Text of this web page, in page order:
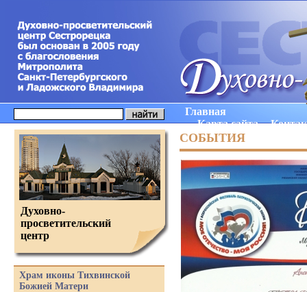
Главная
Карта сайта
СОБЫТИЯ
Духовно-
просветительский
центр
Храм иконы Тихвинской
Божией Матери